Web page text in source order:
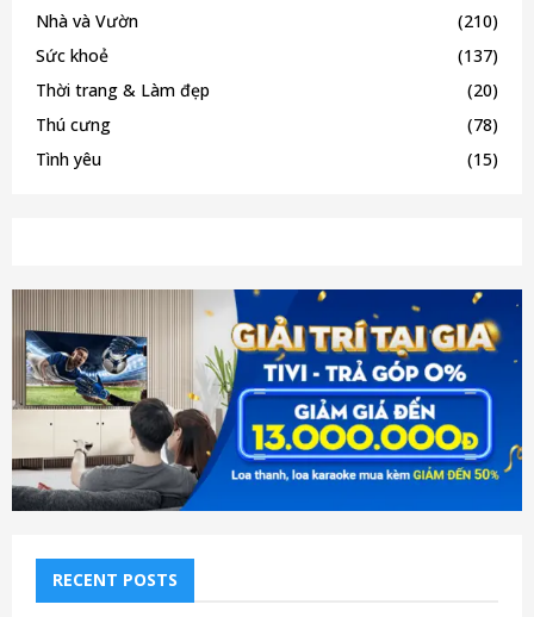
Nhà và Vườn
(210)
Sức khoẻ
(137)
Thời trang & Làm đẹp
(20)
Thú cưng
(78)
Tình yêu
(15)
RECENT POSTS